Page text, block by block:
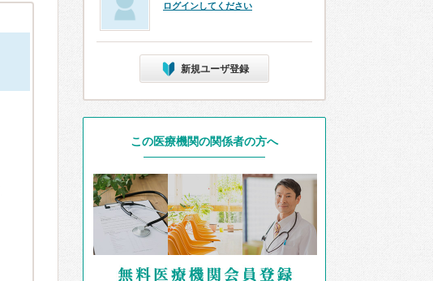
ログインしてください
新規ユーザ登録
この医療機関の関係者の方へ